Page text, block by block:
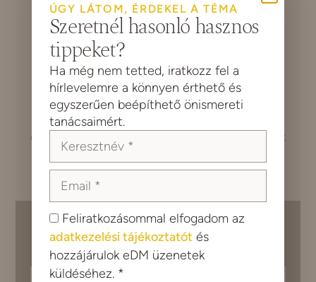
Fuller Biankavagyok,pszichológus és
pszichoedukátor
oldó pszichoedukációt és támogatást nyújtok
fiatal felnőtteknek (25-35 éves korosztály).
Válaszd a hozzád illő
önismereti eszközt:
ÚGY LÁTOM, ÉRDEKEL A TÉMA
Szeretnél hasonló hasznos
tippeket?
Ha még nem tetted, iratkozz fel a
hírlevelemre a könnyen érthető és
egyszerűen beépíthető önismereti
tanácsaimért.
Feliratkozásommal elfogadom az
adatkezelési tájékoztatótés
hozzájárulok eDM üzenetek
küldéséhez. *